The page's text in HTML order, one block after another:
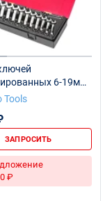
6-19мм
14 предметов
Tools
ЗАПРОСИТЬ
₽